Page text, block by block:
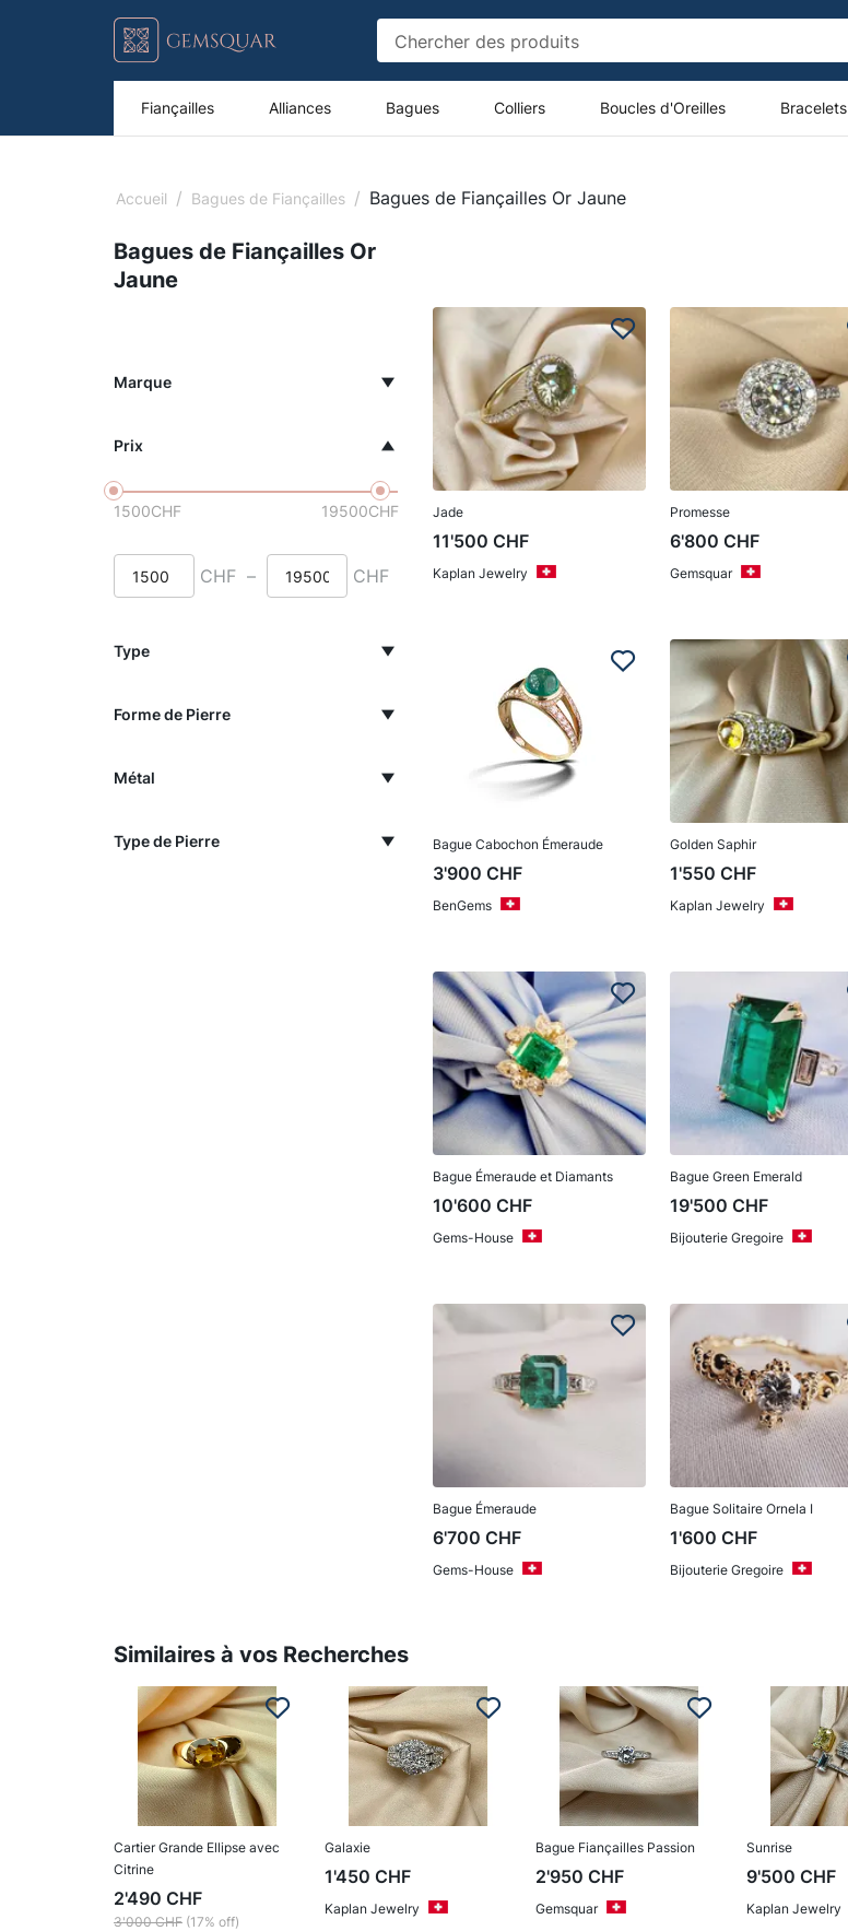
Fiançailles Alliances Bagues Colliers Boucles d'Oreilles Bracelets
Accueil / Bagues de Fiançailles / Bagues de Fiançailles Or Jaune
Bagues de Fiançailles Or
Jaune
Marque
Prix
1500CHF 19500CHF
CHF – CHF
Type
Forme de Pierre
Métal
Type de Pierre
Jade
11'500 CHF
Kaplan Jewelry
Promesse
6'800 CHF
Gemsquar
Bague Cabochon Émeraude
3'900 CHF
BenGems
Golden Saphir
1'550 CHF
Kaplan Jewelry
Bague Émeraude et Diamants
10'600 CHF
Gems-House
Bague Green Emerald
19'500 CHF
Bijouterie Gregoire
Bague Émeraude
6'700 CHF
Gems-House
Bague Solitaire Ornela I
1'600 CHF
Bijouterie Gregoire
Similaires à vos Recherches
Cartier Grande Ellipse avec
Citrine
2'490 CHF
3'000 CHF (17% off)
Galaxie
1'450 CHF
Kaplan Jewelry
Bague Fiançailles Passion
2'950 CHF
Gemsquar
Sunrise
9'500 CHF
Kaplan Jewelry